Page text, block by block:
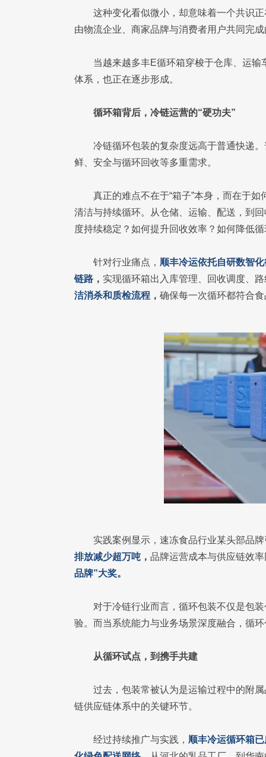
这种变化看似微小，却意味着一个共识
由物流企业、商家品牌与消费者用户共同完
当越来越多丰E循环箱穿梭于仓库、运
体系，也正在逐步形成。
循环箱背后，冷链运营的“硬功夫”
冷链循环包装的复杂度远高于普通快递
鲜、安全与循环回收等多重需求。
真正的难点不在于“箱子”本身，而在于
清洁与持续循环。从仓储、运输、配送，到
度持续稳定？如何提升回收效率？如何降低
针对行业痛点， 顺丰冷运依托自研数智
链路， 实现循环箱出入库管理、回收调度、
洁消杀和质检流程， 确保每一次循环都符合
实践案例显示，速冻食品行业某头部品
排放减少超万吨， 品牌运营成本与供应链效
品牌”大奖。
对于冷链行业而言，循环包装不仅是包
验。而当系统能力与业务场景深度融合，循
从循环试点，到携手共建
过去，包装常被认为是运输过程中的附
链供应链体系中的关键环节。
经过持续推广与实践， 顺丰冷运循环箱